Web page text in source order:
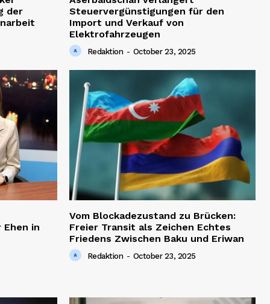
der
Steuervergünstigungen für den
Import und Verkauf von
Elektrofahrzeugen
Redaktion - October 23, 2025
in
Vom Blockadezustand zu Brücken:
Freier Transit als Zeichen Echtes
Friedens Zwischen Baku und Eriwan
Redaktion - October 23, 2025